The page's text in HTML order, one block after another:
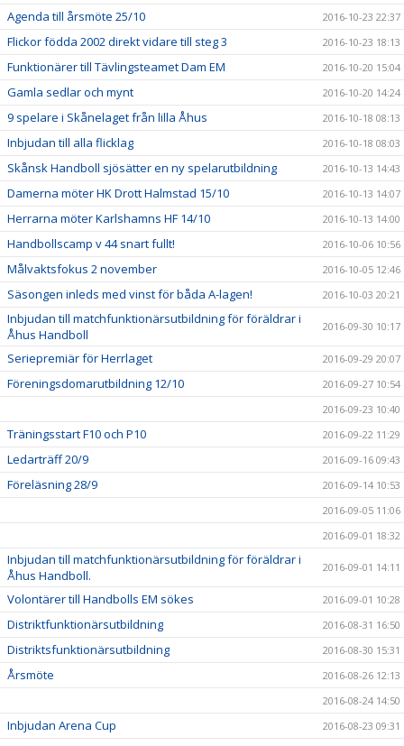
Agenda till årsmöte 25/10 2016-10-23 22:37
Flickor födda 2002 direkt vidare till steg 3 2016-10-23 18:13
Funktionärer till Tävlingsteamet Dam EM 2016-10-20 15:04
Gamla sedlar och mynt 2016-10-20 14:24
9 spelare i Skånelaget från lilla Åhus 2016-10-18 08:13
Inbjudan till alla flicklag 2016-10-18 08:03
Skånsk Handboll sjösätter en ny spelarutbildning 2016-10-13 14:43
Damerna möter HK Drott Halmstad 15/10 2016-10-13 14:07
Herrarna möter Karlshamns HF 14/10 2016-10-13 14:00
Handbollscamp v 44 snart fullt! 2016-10-06 10:56
Målvaktsfokus 2 november 2016-10-05 12:46
Säsongen inleds med vinst för båda A-lagen! 2016-10-03 20:21
Inbjudan till matchfunktionärsutbildning för föräldrar i
Åhus Handboll
2016-09-30 10:17
Seriepremiär för Herrlaget 2016-09-29 20:07
Föreningsdomarutbildning 12/10
2016-09-27 10:54
2016-09-23 10:40
Träningsstart F10 och P10 2016-09-22 11:29
Ledarträff 20/9 2016-09-16 09:43
Föreläsning 28/9
2016-09-14 10:53
2016-09-05 11:06
2016-09-01 18:32
Inbjudan till matchfunktionärsutbildning för föräldrar i
Åhus Handboll.
2016-09-01 14:11
Volontärer till Handbolls EM sökes 2016-09-01 10:28
Distriktfunktionärsutbildning 2016-08-31 16:50
Distriktsfunktionärsutbildning 2016-08-30 15:31
Årsmöte
2016-08-26 12:13
2016-08-24 14:50
Inbjudan Arena Cup 2016-08-23 09:31